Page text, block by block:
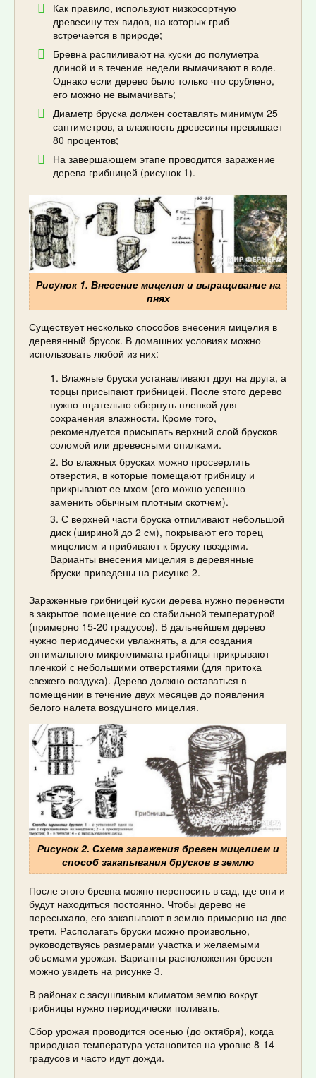
Как правило, используют низкосортную
древесину тех видов, на которых гриб
встречается в природе;
Бревна распиливают на куски до полуметра
длиной и в течение недели вымачивают в воде.
Однако если дерево было только что срублено,
его можно не вымачивать;
Диаметр бруска должен составлять минимум 25
сантиметров, а влажность древесины превышает
80 процентов;
На завершающем этапе проводится заражение
дерева грибницей (рисунок 1).
Рисунок 1. Внесение мицелия и выращивание на
пнях
Существует несколько способов внесения мицелия в
деревянный брусок. В домашних условиях можно
использовать любой из них:
Влажные бруски устанавливают друг на друга, а
торцы присыпают грибницей. После этого дерево
нужно тщательно обернуть пленкой для
сохранения влажности. Кроме того,
рекомендуется присыпать верхний слой брусков
соломой или древесными опилками.
Во влажных брусках можно просверлить
отверстия, в которые помещают грибницу и
прикрывают ее мхом (его можно успешно
заменить обычным плотным скотчем).
С верхней части бруска отпиливают небольшой
диск (шириной до 2 см), покрывают его торец
мицелием и прибивают к бруску гвоздями.
Варианты внесения мицелия в деревянные
бруски приведены на рисунке 2.
Зараженные грибницей куски дерева нужно перенести
в закрытое помещение со стабильной температурой
(примерно 15-20 градусов). В дальнейшем дерево
нужно периодически увлажнять, а для создания
оптимального микроклимата грибницы прикрывают
пленкой с небольшими отверстиями (для притока
свежего воздуха). Дерево должно оставаться в
помещении в течение двух месяцев до появления
белого налета воздушного мицелия.
Рисунок 2. Схема заражения бревен мицелием и
способ закапывания брусков в землю
После этого бревна можно переносить в сад, где они и
будут находиться постоянно. Чтобы дерево не
пересыхало, его закапывают в землю примерно на две
трети. Располагать бруски можно произвольно,
руководствуясь размерами участка и желаемыми
объемами урожая. Варианты расположения бревен
можно увидеть на рисунке 3.
В районах с засушливым климатом землю вокруг
грибницы нужно периодически поливать.
Сбор урожая проводится осенью (до октября), когда
природная температура установится на уровне 8-14
градусов и часто идут дожди.